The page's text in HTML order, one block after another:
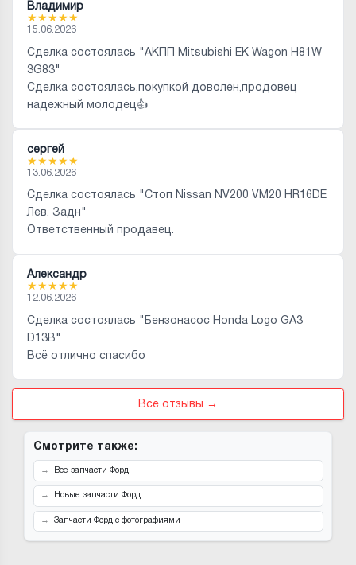
Владимир
★★★★★
15.06.2026
Сделка состоялась "АКПП Mitsubishi EK Wagon H81W
3G83"
Сделка состоялась,покупкой доволен,продовец
надежный молодец👍
сергей
★★★★★
13.06.2026
Сделка состоялась "Стоп Nissan NV200 VM20 HR16DE
Лев. Задн"
Ответственный продавец.
Александр
★★★★★
12.06.2026
Сделка состоялась "Бензонасос Honda Logo GA3
D13B"
Всё отлично спасибо
Все отзывы →
Смотрите также:
Все запчасти Форд
Новые запчасти Форд
Запчасти Форд с фотографиями